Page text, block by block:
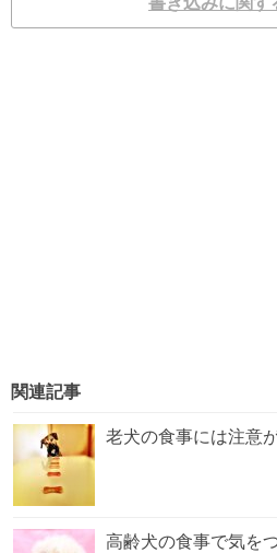
関連記事
老犬の食事には注意
高齢犬の食事で気を